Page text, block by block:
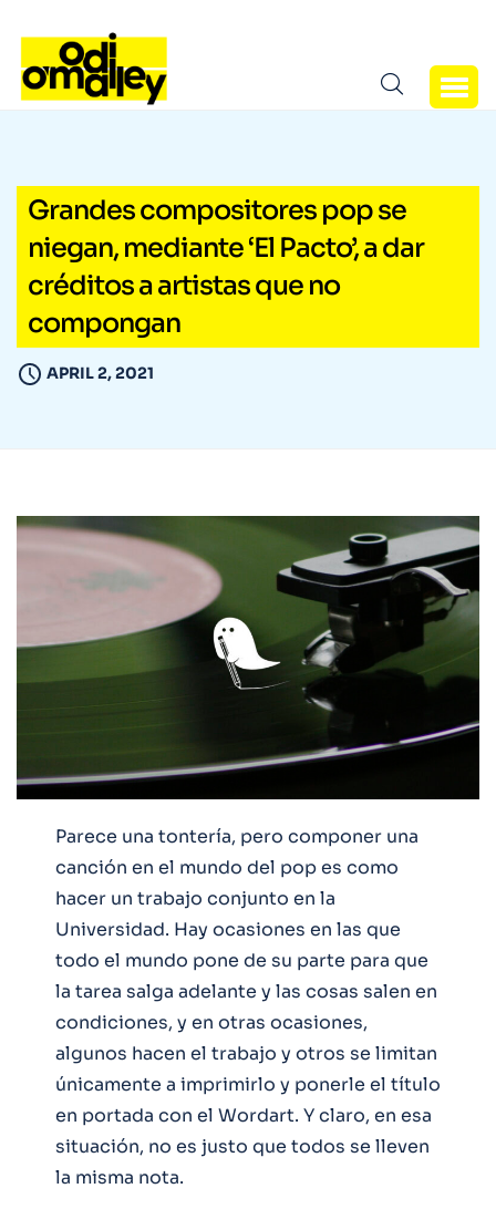
Grandes compositores pop se
niegan, mediante ‘El Pacto’, a dar
créditos a artistas que no
compongan
APRIL 2, 2021
Parece una tontería, pero componer una
canción en el mundo del pop es como
hacer un trabajo conjunto en la
Universidad. Hay ocasiones en las que
todo el mundo pone de su parte para que
la tarea salga adelante y las cosas salen en
condiciones, y en otras ocasiones,
algunos hacen el trabajo y otros se limitan
únicamente a imprimirlo y ponerle el título
en portada con el Wordart. Y claro, en esa
situación, no es justo que todos se lleven
la misma nota.